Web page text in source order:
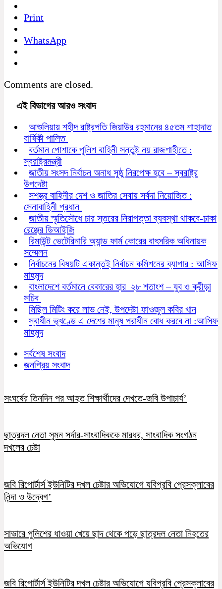
Print
WhatsApp
Comments are closed.
এই বিভাগের আরও সংবাদ
আশুলিয়ায় শহীদ রাষ্ট্রপতি জিয়াউর রহমানের ৪৫তম শাহাদাত
বার্ষিকী পালিত
বর্তমান পোশাকে পুলিশ বাহিনী সন্তুষ্ট নয় রাজশাহীতে :
স্বরাষ্ট্রমন্ত্রী
জাতীয় সংসদ নির্বাচন অনাধ সুষ্ঠু নিরপেক্ষ হবে – স্বরাষ্ট্র
উপদেষ্টা
সশস্ত্র বাহিনীর দেশ ও জাতির সেবায় সর্বদা নিয়োজিত :
সেনাবাহিনী প্রধান
জাতীয় স্মৃতিসৌধে চার স্তরের নিরাপত্তা ব্যবস্থা থাকবে-ঢাকা
রেঞ্জের ডিআইজি
রিমাউন্ট ভেটেরিনারি অ্যান্ড ফার্ম কোরের বাৎসরিক অধিনায়ক
সম্মেলন
নির্বাচনের বিষয়টি একান্তই নির্বাচন কমিশনের ব্যাপার : আসিফ
মাহমুদ
বাংলাদেশে বর্তমানে বেকারের হার ২৮ শতাংশ – যুব ও ক্রীড়া
সচিব
মিছিল মিটিং করে লাভ নেই, উপদেষ্টা ফাওজুল কবির খান
স্বাধীন ভূখণ্ডে এ দেশের মানুষ পরাধীন বোধ করবে না :আসিফ
মাহমুদ
সর্বশেষ সংবাদ
জনপ্রিয় সংবাদ
সংঘর্ষের তিনদিন পর আহত শিক্ষার্থীদের দেখতে-জবি উপাচার্য’
ছাত্রদল নেতা সুমন সর্দার-সাংবাদিককে মারধর, সাংবাদিক সংগঠন
দখলের চেষ্টা
জবি রিপোর্টার্স ইউনিটির দখল চেষ্টার অভিযোগে যবিপ্রবি প্রেসক্লাবের
নিন্দা ও উদ্বেগ’
সাভারে পুলিশের ধাওয়া খেয়ে ছাদ থেকে পড়ে ছাত্রদল নেতা নিহতের
অভিযোগ
জবি রিপোর্টার্স ইউনিটির দখল চেষ্টার অভিযোগে যবিপ্রবি প্রেসক্লাবের